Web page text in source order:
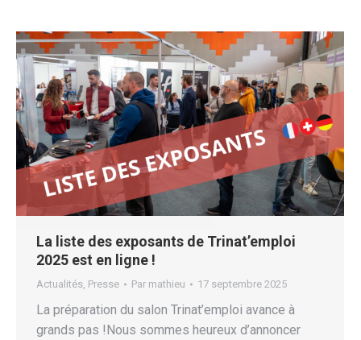
La liste des exposants de Trinat’emploi
2025 est en ligne !
Actualités, Presse Par mathieu 17 septembre 2025
La préparation du salon Trinat’emploi avance à
grands pas !Nous sommes heureux d’annoncer